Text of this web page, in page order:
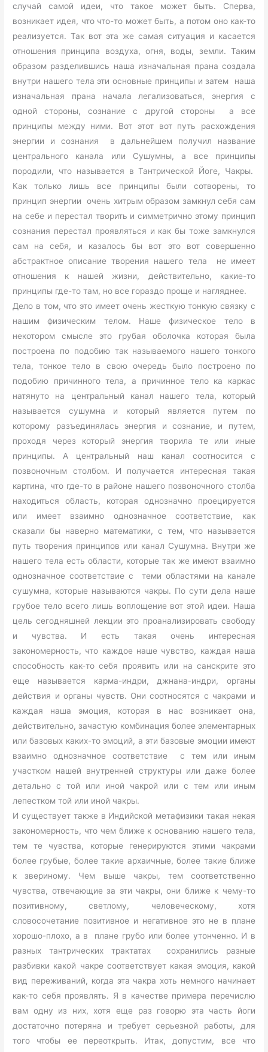
случай самой идеи, что такое может быть. Сперва,
возникает идея, что что-то может быть, а потом оно как-то
реализуется. Так вот эта же самая ситуация и касается
отношения принципа воздуха, огня, воды, земли. Таким
образом разделившись наша изначальная прана создала
внутри нашего тела эти основные принципы и затем наша
изначальная прана начала легализоваться, энергия с
одной стороны, сознание с другой стороны а все
принципы между ними. Вот этот вот путь расхождения
энергии и сознания в дальнейшем получил название
центрального канала или Сушумны, а все принципы
породили, что называется в Тантрической Йоге, Чакры.
Как только лишь все принципы были сотворены, то
принцип энергии очень хитрым образом замкнул себя сам
на себе и перестал творить и симметрично этому принцип
сознания перестал проявляться и как бы тоже замкнулся
сам на себя, и казалось бы вот это вот совершенно
абстрактное описание творения нашего тела не имеет
отношения к нашей жизни, действительно, какие-то
принципы где-то там, но все гораздо проще и нагляднее.
Дело в том, что это имеет очень жесткую тонкую связку с
нашим физическим телом. Наше физическое тело в
некотором смысле это грубая оболочка которая была
построена по подобию так называемого нашего тонкого
тела, тонкое тело в свою очередь было построено по
подобию причинного тела, а причинное тело ка каркас
натянуто на центральный канал нашего тела, который
называется сушумна и который является путем по
которому разъединялась энергия и сознание, и путем,
проходя через который энергия творила те или иные
принципы. А центральный наш канал соотносится с
позвоночным столбом. И получается интересная такая
картина, что где-то в районе нашего позвоночного столба
находиться область, которая однозначно проецируется
или имеет взаимно однозначное соответствие, как
сказали бы наверно математики, с тем, что называется
путь творения принципов или канал Сушумна. Внутри же
нашего тела есть области, которые так же имеют взаимно
однозначное соответствие с теми областями на канале
сушумна, которые называются чакры. По сути дела наше
грубое тело всего лишь воплощение вот этой идеи. Наша
цель сегодняшней лекции это проанализировать свободу
и чувства. И есть такая очень интересная
закономерность, что каждое наше чувство, каждая наша
способность как-то себя проявить или на санскрите это
еще называется карма-индри, джнана-индри, органы
действия и органы чувств. Они соотносятся с чакрами и
каждая наша эмоция, которая в нас возникает она,
действительно, зачастую комбинация более элементарных
или базовых каких-то эмоций, а эти базовые эмоции имеют
взаимно однозначное соответствие с тем или иным
участком нашей внутренней структуры или даже более
детально с той или иной чакрой или с тем или иным
лепестком той или иной чакры.
И существует также в Индийской метафизики такая некая
закономерность, что чем ближе к основанию нашего тела,
тем те чувства, которые генерируются этими чакрами
более грубые, более такие архаичные, более такие ближе
к звериному. Чем выше чакры, тем соответственно
чувства, отвечающие за эти чакры, они ближе к чему-то
позитивному, светлому, человеческому, хотя
словосочетание позитивное и негативное это не в плане
хорошо-плохо, а в плане грубо или более утонченно. И в
разных тантрических трактатах сохранились разные
разбивки какой чакре соответствует какая эмоция, какой
вид переживаний, когда эта чакра хоть немного начинает
как-то себя проявлять. Я в качестве примера перечислю
вам одну из них, хотя еще раз говорю эта часть йоги
достаточно потеряна и требует серьезной работы, для
того чтобы ее переоткрыть. Итак, допустим, все что